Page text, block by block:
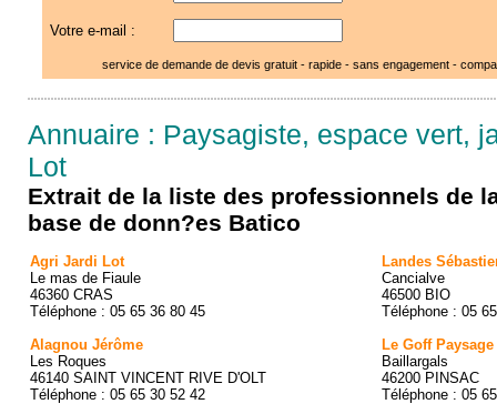
Votre e-mail :
service de demande de devis gratuit - rapide - sans engagement -
Annuaire : Paysagiste, espace vert,
Lot
Extrait de la liste des professionnels de
base de donn?es Batico
Agri Jardi Lot
Le mas de Fiaule
46360 CRAS
Téléphone : 05 65 36 80 45
Alagnou Jérôme
Les Roques
46140 SAINT VINCENT RIVE D'OLT
Téléphone : 05 65 30 52 42
Landes
Cancialve
46500 BIO
Téléphone : 05
Le Goff Paysage
Baillargals
46200 PINSAC
Téléphone : 05